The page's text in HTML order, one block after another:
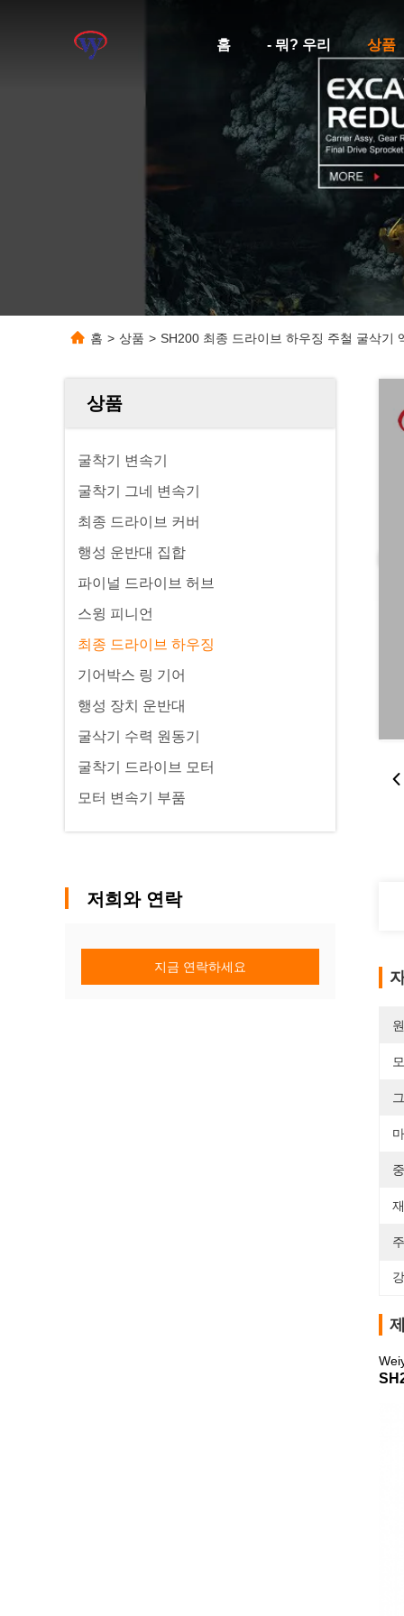
홈 - 뭐? 우리 상품
홈 > 상품 > SH200 최종 드라이브 하우징 주철 굴삭기
상품
굴착기 변속기
굴착기 그네 변속기
최종 드라이브 커버
행성 운반대 집합
파이널 드라이브 허브
스윙 피니언
최종 드라이브 하우징
기어박스 링 기어
행성 장치 운반대
굴삭기 수력 원동기
굴착기 드라이브 모터
모터 변속기 부품
저희와 연락
지금 연락하세요